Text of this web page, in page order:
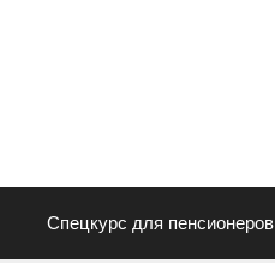
Спецкурс для пенсионеров